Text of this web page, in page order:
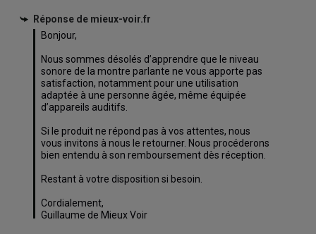
Réponse de mieux-voir.fr
Bonjour,
Nous sommes désolés d’apprendre que le niveau
sonore de la montre parlante ne vous apporte pas
satisfaction, notamment pour une utilisation
adaptée à une personne âgée, même équipée
d’appareils auditifs.
Si le produit ne répond pas à vos attentes, nous
vous invitons à nous le retourner. Nous procéderons
bien entendu à son remboursement dès réception.
Restant à votre disposition si besoin.
Cordialement,
Guillaume de Mieux Voir